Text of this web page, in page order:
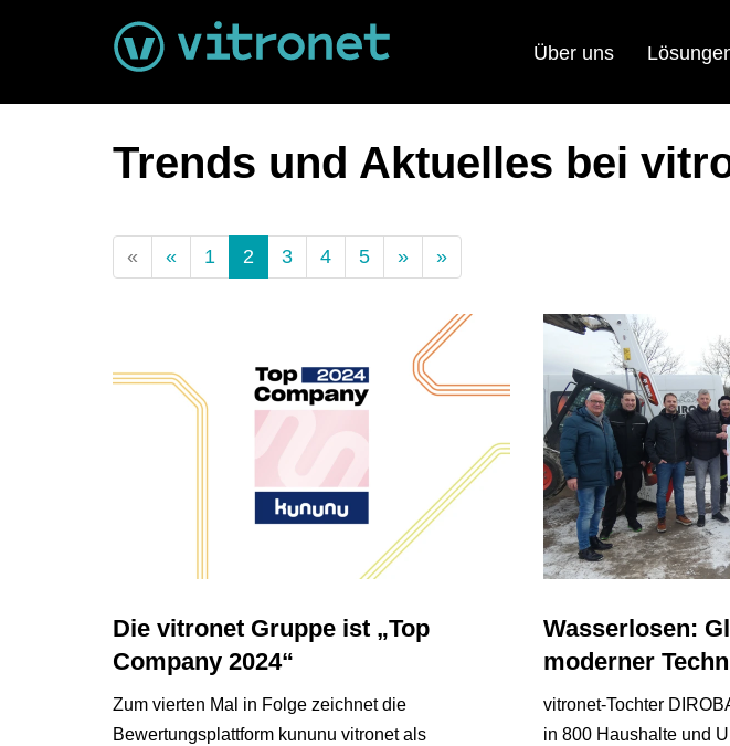
Über uns
Trends und Aktuelles bei
« « 1 2 (Standort)
3 4 5 » »
Die vitronet Gruppe ist „Top
Company 2024“
Zum vierten Mal in Folge zeichnet die
Bewertungsplattform kununu vitronet als
Wasserlosen:
moderner
vitronet-Tochter
in 800 Haushalte und